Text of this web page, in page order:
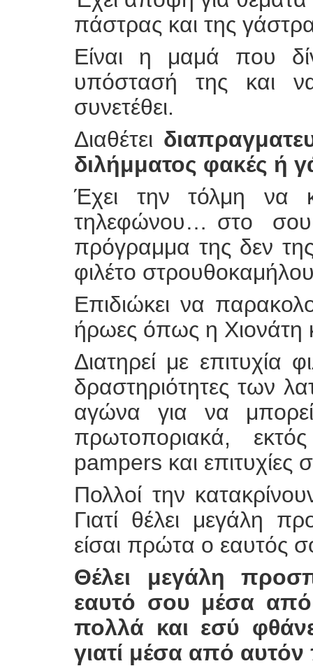
πάστρας και της
Είναι η μαμά που
υπόστασή της και
συνετέθει.
Διαθέτει
διλήμματος φακές ή
Έχει την τόλμη να
τηλεφώνου… στο
πρόγραμμα της δεν
φιλέτο
Επιδιώκει να
ήρωες όπως η Χιονάτη
Διατηρεί με επιτυχία
δραστηριότητες των
αγώνα για να
πρωτοποριακά,
pampers και επιτυχίες
Πολλοί την
Γιατί θέλει μεγάλη
είσαι πρώτα ο εαυτός
Θέλει μεγάλη
εαυτό σου μέσα
πολλά και εσύ
γιατί μέσα από αυτόν